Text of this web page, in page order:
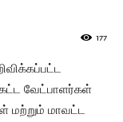
177
வேட்பாளர்கள்
மற்றும் மாவட்ட